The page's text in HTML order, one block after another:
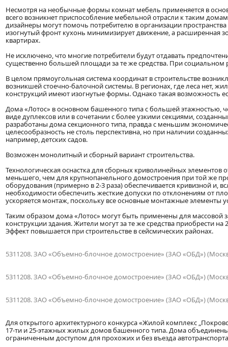
Несмотря на необычные формы комнат мебель применяется в
всего возникнет приспособление мебельной отрасли к таким
дизайнеры могут помочь потребителю в организации
изогнутый фронт кухонь минимизирует движение, а расширенная
квартирах.
Не исключено, что многие потребители будут отдавать
существенно большей площади за те же средства. При
В целом прямоугольная система координат в строительстве
возникшей стоечно-балочной системы. В регионах, где леса нет,
конструкций имеют изогнутые формы. Однако такая возможность
Дома «Лотос» в основном башенного типа с большей этажностью,
виде дуплексов или в сочетании с более узкими секциями,
разработаны дома секционного типа, правда с меньшим
целесообразность не столь перспективна, но при наличии
например, детских садов.
Возможен монолитный и сборный вариант строительства.
Технологическая оснастка для сборных криволинейных
меньшего, чем для крупнопанельного домостроения при той же
оборудования (примерно в 2-3 раза) обеспечивается кривизной и,
необходимости обеспечить жесткие допуски по отклонениям от
ускоряется монтаж, поскольку все основные монтажные элементы
Таким образом дома «Лотос» могут быть применены для массовой
конструкции здания. Жители могут за те же средства приобрести
Эффект повышается при строительстве в сейсмических районах.
5311208. ЗАО «Объемно-блочное домостроение» (ЗАО «ОБД»)
5311208. ЗАО «Объемно-блочное домостроение» (ЗАО «ОБД»)
5311208. ЗАО «Объемно-блочное домостроение» (ЗАО «ОБД»)
Для открытого архитектурного конкурса «Жилой комплекс
17-ти и 25-этажных жилых домов башенного типа. Дома
ограниченным доступом для прохожих и без въезда